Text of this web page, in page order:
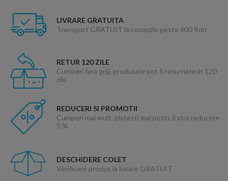
LIVRARE GRATUITA
Transport GRATUIT la comezile peste 600 Ron
RETUR 120 ZILE
Cumperi fara griji, produsele pot fi returnate in 120
zile
REDUCERI SI PROMOTII
Cumperi mai mult, platesti mai putin. Extra reducere
5 %
DESCHIDERE COLET
Verificare produs la livrare GRATUIT